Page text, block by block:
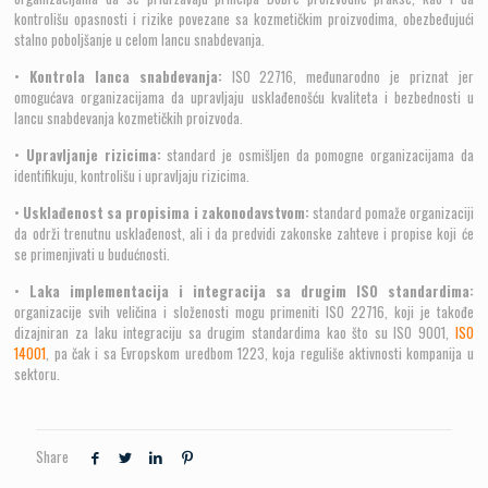
Globalni problem sa kozmetikom
Sve veća zabrinutost zbog kvaliteta i bezbednosti sadržana je u činjenici da su
globalni lanci snabdevanja sve širu i složeniji sa nedostatkom odgovarajuće kontrole
i nadzora.
Potrošači postaju sve zabrinutiji za sigurnost kozmetičkih proizvoda koje kupuju i
koriste. Strah od otrovane ili zagađene kozmetike koja može izazvati dermatitis i
alergije konstantan je poslednjih godina.
prekomernim izlaganjem.
kontrolišu opasnosti i rizike povezane sa kozmetičkim proizvodima, obezbeđujući
stalno poboljšanje u celom lancu snabdevanja.
• Kontrola lanca snabdevanja: ISO 22716, međunarodno je priznat jer
omogućava organizacijama da upravljaju usklađenošću kvaliteta i bezbednosti u
lancu snabdevanja kozmetičkih proizvoda.
• Upravljanje rizicima: standard je osmišljen da pomogne organizacijama da
identifikuju, kontrolišu i upravljaju rizicima.
• Usklađenost sa propisima i zakonodavstvom: standard pomaže organizaciji
da održi trenutnu usklađenost, ali i da predvidi zakonske zahteve i propise koji će
se primenjivati u budućnosti.
• Laka implementacija i integracija sa drugim ISO standardima:
organizacije svih veličina i složenosti mogu primeniti ISO 22716, koji je takođe
dizajniran za laku integraciju sa drugim standardima kao što su ISO 9001, ISO
14001, pa čak i sa Evropskom uredbom 1223, koja reguliše aktivnosti kompanija u
sektoru.
Share